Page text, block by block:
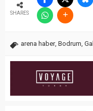
SHARES
arena haber, Bodrum